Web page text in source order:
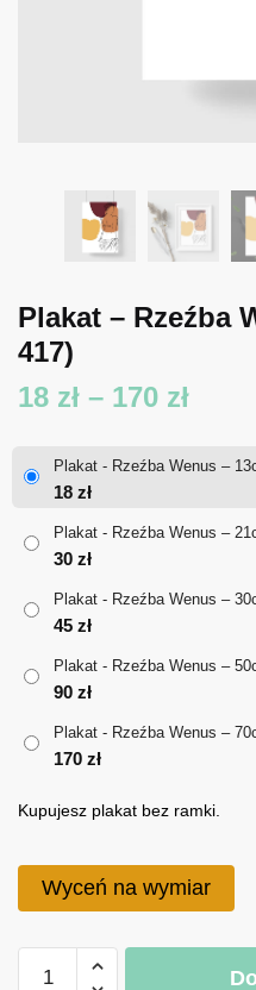
Plakat – Rzeźba
417)
18 zł – 170 zł
18 zł
Plakat - Rzeźba Wenus –
18 zł
Plakat - Rzeźba Wenus –
30 zł
Plakat - Rzeźba Wenus –
45 zł
Plakat - Rzeźba Wenus –
90 zł
Plakat - Rzeźba Wenus –
170 zł
Kupujesz plakat bez ramki.
Wyceń na wymiar